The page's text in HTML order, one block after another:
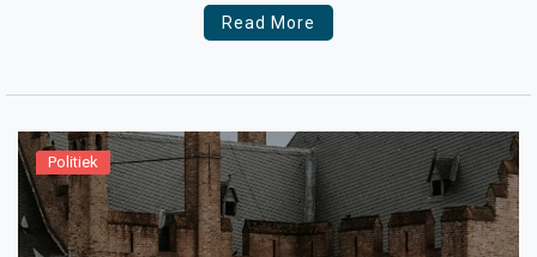
burgemeester en de eigenaar van het winkelhart in
Read More
Politiek